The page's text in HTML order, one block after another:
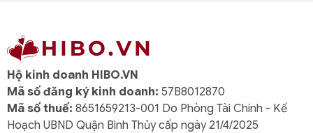
Hộ kinh doanh HIBO.VN
Mã số đăng ký kinh doanh: 57B8012870
Mã số thuế: 8651659213-001 Do Phòng Tài Chính - Kế
Hoạch UBND Quận Bình Thủy cấp ngày 21/4/2025